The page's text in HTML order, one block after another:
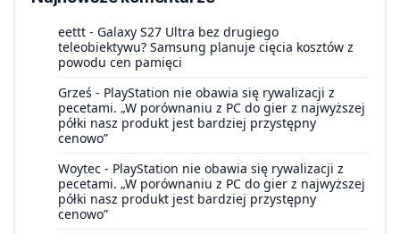
eettt - Galaxy S27 Ultra bez drugiego
teleobiektywu? Samsung planuje cięcia kosztów z
powodu cen pamięci
Grześ - PlayStation nie obawia się rywalizacji z
pecetami. „W porównaniu z PC do gier z najwyższej
półki nasz produkt jest bardziej przystępny
cenowo”
Woytec - PlayStation nie obawia się rywalizacji z
pecetami. „W porównaniu z PC do gier z najwyższej
półki nasz produkt jest bardziej przystępny
cenowo”